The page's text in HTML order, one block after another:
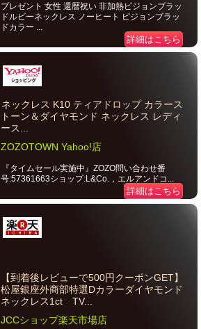
プレゼント 女性 還暦祝い 非加熱ピジョンブラッ
ドルビーネックレス ノーヒート ピジョンブラッ
ドカラー ...
詳細はこちら
ネックレス K10 ティアドロップ カラース
トーン＆ダイヤモンド ネックレス レディ
ース...
ZOZOTOWN Yahoo!店
『タイムセール実施中』ZOZO問い合わせ番
号:57361663ショップ:L&Co.，エルアンドコ...
詳細はこちら
【到着後レビューで500円クーポンGET】
松屋銀座外商部特選Dカラーダイヤモンド
ネックレス1ct TV...
JCCショップ楽天市場店